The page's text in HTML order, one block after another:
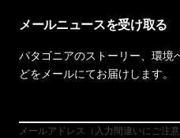
メールニュースを受け取る
パタゴニアのストーリー、環境
どをメールにてお届けします。
メールアドレス（入力間違いにご注意